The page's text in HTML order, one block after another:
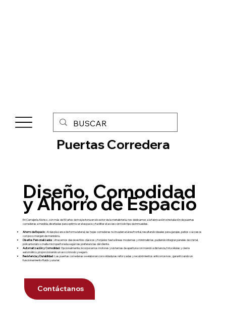
Puertas Corredera
Diseño, Comodidad
y Ahorro de Espacio
En Cerrajería Alonso , con más de 50 años de trayectoria en el sector de la metalistería, nos dedicamos a la fabricación e instalación de puertas
correderas a medida, diseñadas para optimizar el espacio y facilitar el acceso en todo tipo de inmuebles.
Ahorro de Espacio: Al desplazarse de forma lateral, las hojas correderas no invaden el área frontal, resultando ideales para garajes, patios o accesos
con poco margen de maniobra.
Diseños Personalizados : ofrecemos desde estilos clásicos y forjados hasta líneas modernas y minimalistas, pudiendo integrar paneles de cristal,
policarbonato o malla microperforada según las preferencias del cliente.
Automatización y Comodidad: Opcionalmente, incorporamos motores y sistemas de apertura con mando a distancia, fotocélulas y cierre
automático, proporcionando un uso cómodo y seguro.
Resistencia y Durabilidad: Las puertas correderas se elaboran con soldaduras reforzadas y recubrimientos anticorrosivos , garantizando un
funcionamiento fluido y una lar.
Contáctanos